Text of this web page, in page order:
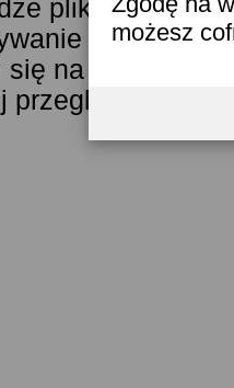
możesz
plików
ich w
się na to nie
przeglądarki.